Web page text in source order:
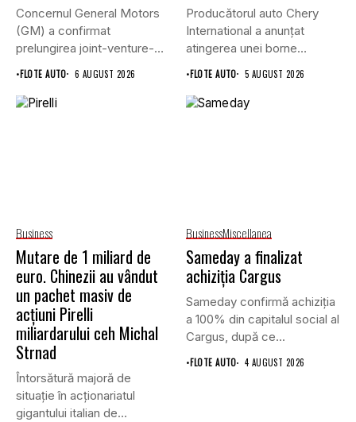
Concernul General Motors
(GM) a confirmat
prelungirea joint-venture-
ului său cu grupul chinez...
•FLOTE AUTO 6 AUGUST 2026
Producătorul auto Chery
International a anunțat
atingerea unei borne
istorice în industria...
•FLOTE AUTO 5 AUGUST 2026
Business
Mutare de 1 miliard de
euro. Chinezii au vândut
un pachet masiv de
acțiuni Pirelli
miliardarului ceh Michal
Strnad
Întorsătură majoră de
situație în acționariatul
gigantului italian de
BusinessMiscellanea
Sameday a finalizat
achiziția Cargus
Sameday confirmă achiziția
a 100% din capitalul social al
Cargus, după ce...
•FLOTE AUTO 4 AUGUST 2026